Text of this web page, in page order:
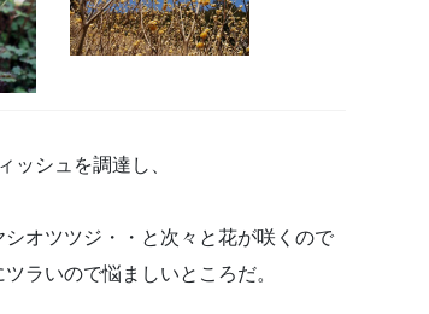
ッシュを調達し、
オツツジ・・と次々と花が咲くので
ラいので悩ましいところだ。